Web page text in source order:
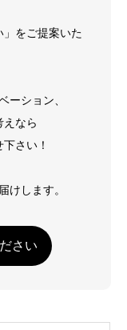
」をご提案いた
ーション、
えなら
さい！
けします。
さい